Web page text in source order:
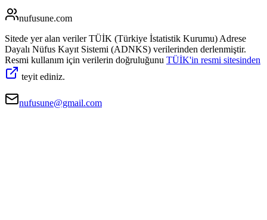
nufusune.com
Sitede yer alan veriler TÜİK (Türkiye İstatistik Kurumu) Adrese
Dayalı Nüfus Kayıt Sistemi (ADNKS) verilerinden derlenmiştir.
Resmi kullanım için verilerin doğruluğunu TÜİK'in resmi sitesinden
teyit ediniz.
nufusune@gmail.com